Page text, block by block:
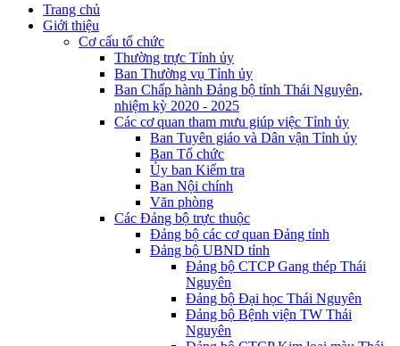
Trang chủ
Giới thiệu
Cơ cấu tổ chức
Thường trực Tỉnh ủy
Ban Thường vụ Tỉnh ủy
Ban Chấp hành Đảng bộ tỉnh Thái Nguyên,
nhiệm kỳ 2020 - 2025
Các cơ quan tham mưu giúp việc Tỉnh ủy
Ban Tuyên giáo và Dân vận Tỉnh ủy
Ban Tổ chức
Ủy ban Kiểm tra
Ban Nội chính
Văn phòng
Các Đảng bộ trực thuộc
Đảng bộ các cơ quan Đảng tỉnh
Đảng bộ UBND tỉnh
Đảng bộ CTCP Gang thép Thái
Nguyên
Đảng bộ Đại học Thái Nguyên
Đảng bộ Bệnh viện TW Thái
Nguyên